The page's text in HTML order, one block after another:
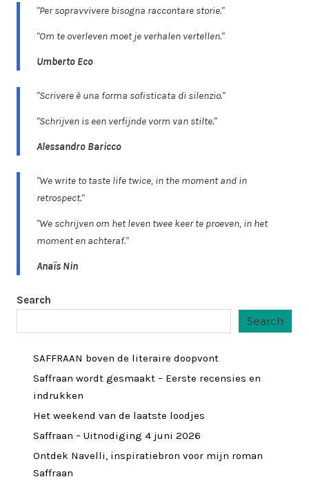
"Per sopravvivere bisogna raccontare storie."
"Om te overleven moet je verhalen vertellen."
Umberto Eco
"Scrivere è una forma sofisticata di silenzio."
"Schrijven is een verfijnde vorm van stilte."
Alessandro Baricco
"We write to taste life twice, in the moment and in
retrospect."
"We schrijven om het leven twee keer te proeven, in het
moment en achteraf."
Anaïs Nin
Search
Search
SAFFRAAN boven de literaire doopvont
Saffraan wordt gesmaakt – Eerste recensies en
indrukken
Het weekend van de laatste loodjes
Saffraan – Uitnodiging 4 juni 2026
Ontdek Navelli, inspiratiebron voor mijn roman
Saffraan